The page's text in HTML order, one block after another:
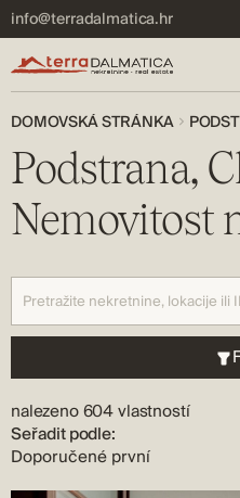
info@terradalmatica.hr
DOMOVSKÁ STRÁNKA
Podstrana,
Nemovitost
nalezeno 604 vlastností
Seřadit podle: